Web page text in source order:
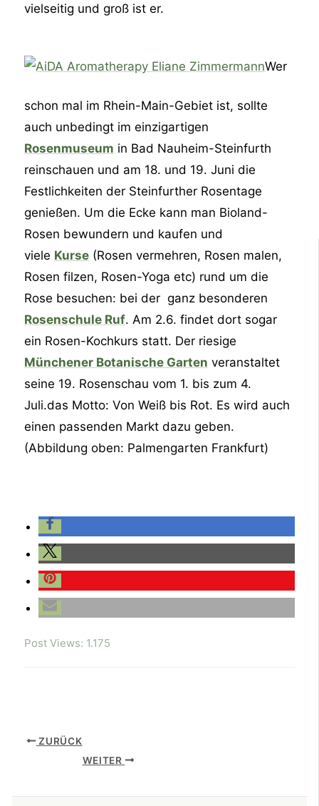
vielseitig und groß ist er.
Wer
schon mal im Rhein-Main-Gebiet ist, sollte
auch unbedingt im einzigartigen
Rosenmuseum in Bad Nauheim-Steinfurth
reinschauen und am 18. und 19. Juni die
Festlichkeiten der Steinfurther Rosentage
genießen. Um die Ecke kann man Bioland-
Rosen bewundern und kaufen und
viele Kurse (Rosen vermehren, Rosen malen,
Rosen filzen, Rosen-Yoga etc) rund um die
Rose besuchen: bei der ganz besonderen
Rosenschule Ruf. Am 2.6. findet dort sogar
ein Rosen-Kochkurs statt. Der riesige
Münchener Botanische Garten veranstaltet
seine 19. Rosenschau vom 1. bis zum 4.
Juli.das Motto: Von Weiß bis Rot. Es wird auch
einen passenden Markt dazu geben.
(Abbildung oben: Palmengarten Frankfurt)
Post Views: 1.175
ZURÜCK
WEITER